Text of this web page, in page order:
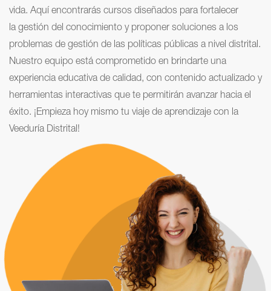
vida. Aquí encontrarás cursos diseñados para fortalecer
la gestión del conocimiento y proponer soluciones a los
problemas de gestión de las políticas públicas a nivel distrital.
Nuestro equipo está comprometido en brindarte una
experiencia educativa de calidad, con contenido actualizado y
herramientas interactivas que te permitirán avanzar hacia el
éxito. ¡Empieza hoy mismo tu viaje de aprendizaje con la
Veeduría Distrital!